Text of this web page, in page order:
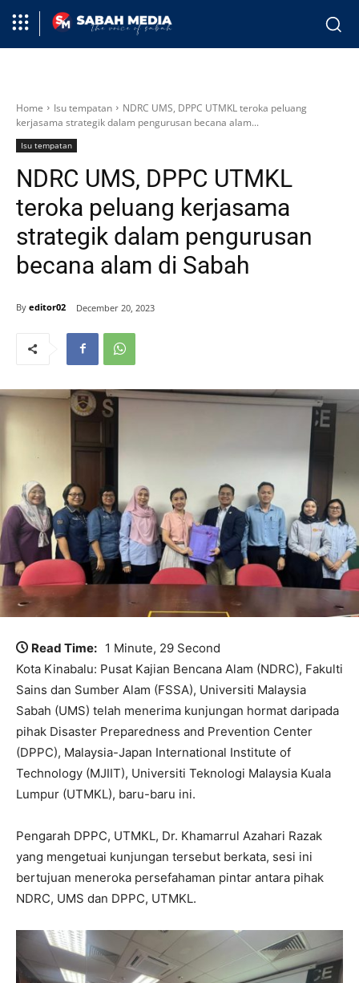
Home Isu tempatan
NDRC UMS, DPPC UTMKL teroka peluang
kerjasama strategik dalam pengurusan becana alam...
Isu tempatan
NDRC UMS, DPPC UTMKL
teroka peluang kerjasama
strategik dalam pengurusan
becana alam di Sabah
By editor02 December 20, 2023
Read Time: 1 Minute, 29 Second
Kota Kinabalu: Pusat Kajian Bencana Alam (NDRC), Fakulti
Sains dan Sumber Alam (FSSA), Universiti Malaysia
Sabah (UMS) telah menerima kunjungan hormat daripada
pihak Disaster Preparedness and Prevention Center
(DPPC), Malaysia-Japan International Institute of
Technology (MJIIT), Universiti Teknologi Malaysia Kuala
Lumpur (UTMKL), baru-baru ini.
Pengarah DPPC, UTMKL, Dr. Khamarrul Azahari Razak
yang mengetuai kunjungan tersebut berkata, sesi ini
bertujuan meneroka persefahaman pintar antara pihak
NDRC, UMS dan DPPC, UTMKL.